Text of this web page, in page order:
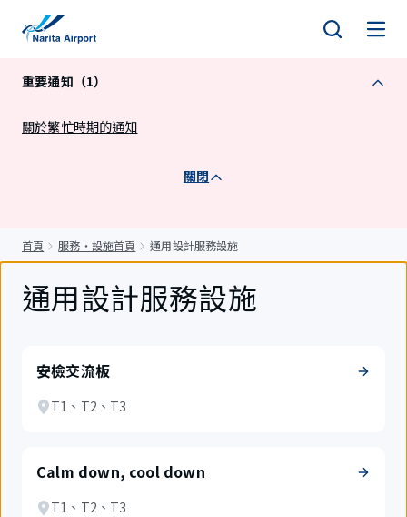
重要通知（1）
關於繁忙時期的通知
關閉
首頁 服務・設施首頁 通用設計服務設施
通用設計服務設施
安檢交流板
T1、T2、T3
Calm down, cool down
T1、T2、T3